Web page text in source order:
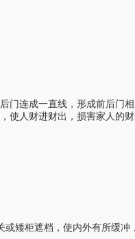
门连成一直线，形成前后门
使人财进财出，损害家人的财
矮柜遮档，使内外有所缓